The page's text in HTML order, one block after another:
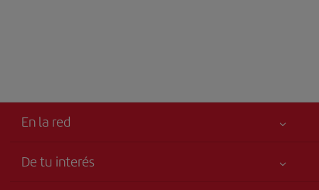
En la red
De tu interés